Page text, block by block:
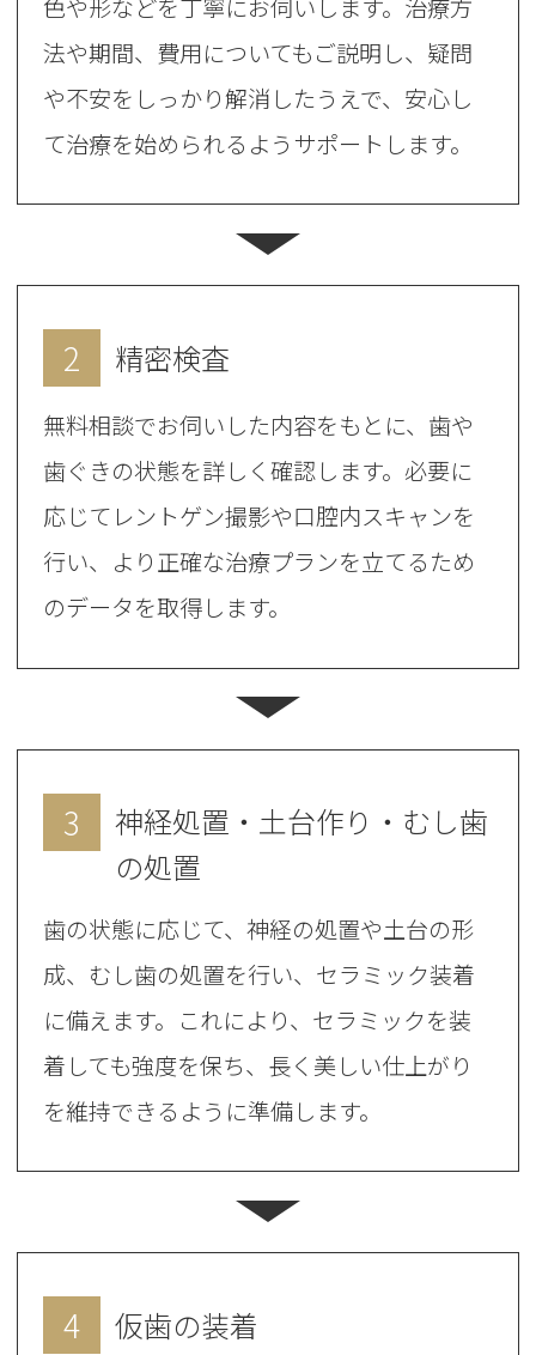
色や形などを丁寧にお伺いします。治療方
法や期間、費用についてもご説明し、疑問
や不安をしっかり解消したうえで、安心し
て治療を始められるようサポートします。
2 精密検査
無料相談でお伺いした内容をもとに、歯や
歯ぐきの状態を詳しく確認します。必要に
応じてレントゲン撮影や口腔内スキャンを
行い、より正確な治療プランを立てるため
のデータを取得します。
3
神経処置・土台作り・むし歯
の処置
歯の状態に応じて、神経の処置や土台の形
成、むし歯の処置を行い、セラミック装着
に備えます。これにより、セラミックを装
着しても強度を保ち、長く美しい仕上がり
を維持できるように準備します。
4 仮歯の装着